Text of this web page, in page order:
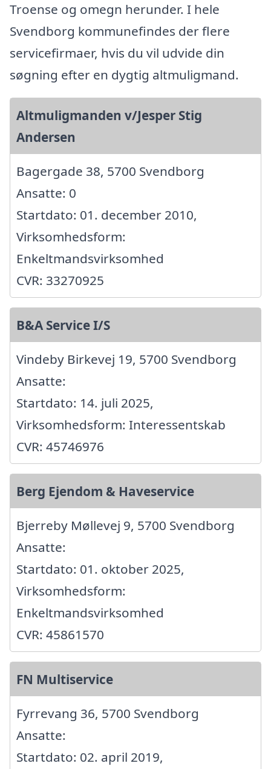
Troense og omegn herunder. I hele
Svendborg kommunefindes der flere
servicefirmaer, hvis du vil udvide din
søgning efter en dygtig altmuligmand.
Altmuligmanden v/Jesper Stig
Andersen
Bagergade 38, 5700 Svendborg
Ansatte: 0
Startdato: 01. december 2010,
Virksomhedsform:
Enkeltmandsvirksomhed
CVR: 33270925
B&A Service I/S
Vindeby Birkevej 19, 5700 Svendborg
Ansatte:
Startdato: 14. juli 2025,
Virksomhedsform: Interessentskab
CVR: 45746976
Berg Ejendom & Haveservice
Bjerreby Møllevej 9, 5700 Svendborg
Ansatte:
Startdato: 01. oktober 2025,
Virksomhedsform:
Enkeltmandsvirksomhed
CVR: 45861570
FN Multiservice
Fyrrevang 36, 5700 Svendborg
Ansatte:
Startdato: 02. april 2019,